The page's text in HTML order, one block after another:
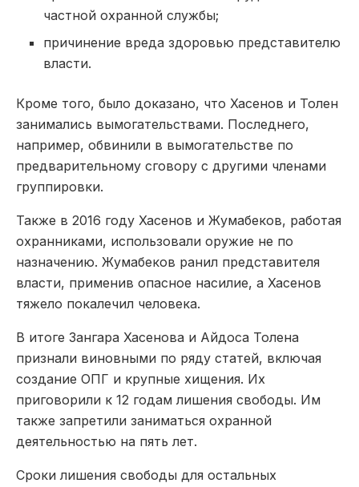
частной охранной службы;
причинение вреда здоровью представителю
власти.
Кроме того, было доказано, что Хасенов и Толен
занимались вымогательствами. Последнего,
например, обвинили в вымогательстве по
предварительному сговору с другими членами
группировки.
Также в 2016 году Хасенов и Жумабеков, работая
охранниками, использовали оружие не по
назначению. Жумабеков ранил представителя
власти, применив опасное насилие, а Хасенов
тяжело покалечил человека.
В итоге Зангара Хасенова и Айдоса Толена
признали виновными по ряду статей, включая
создание ОПГ и крупные хищения. Их
приговорили к 12 годам лишения свободы. Им
также запретили заниматься охранной
деятельностью на пять лет.
Сроки лишения свободы для остальных